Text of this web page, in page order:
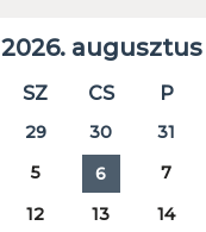
2026. augusztus
SZ CS P
29 30 31
5 6 7
12 13 14